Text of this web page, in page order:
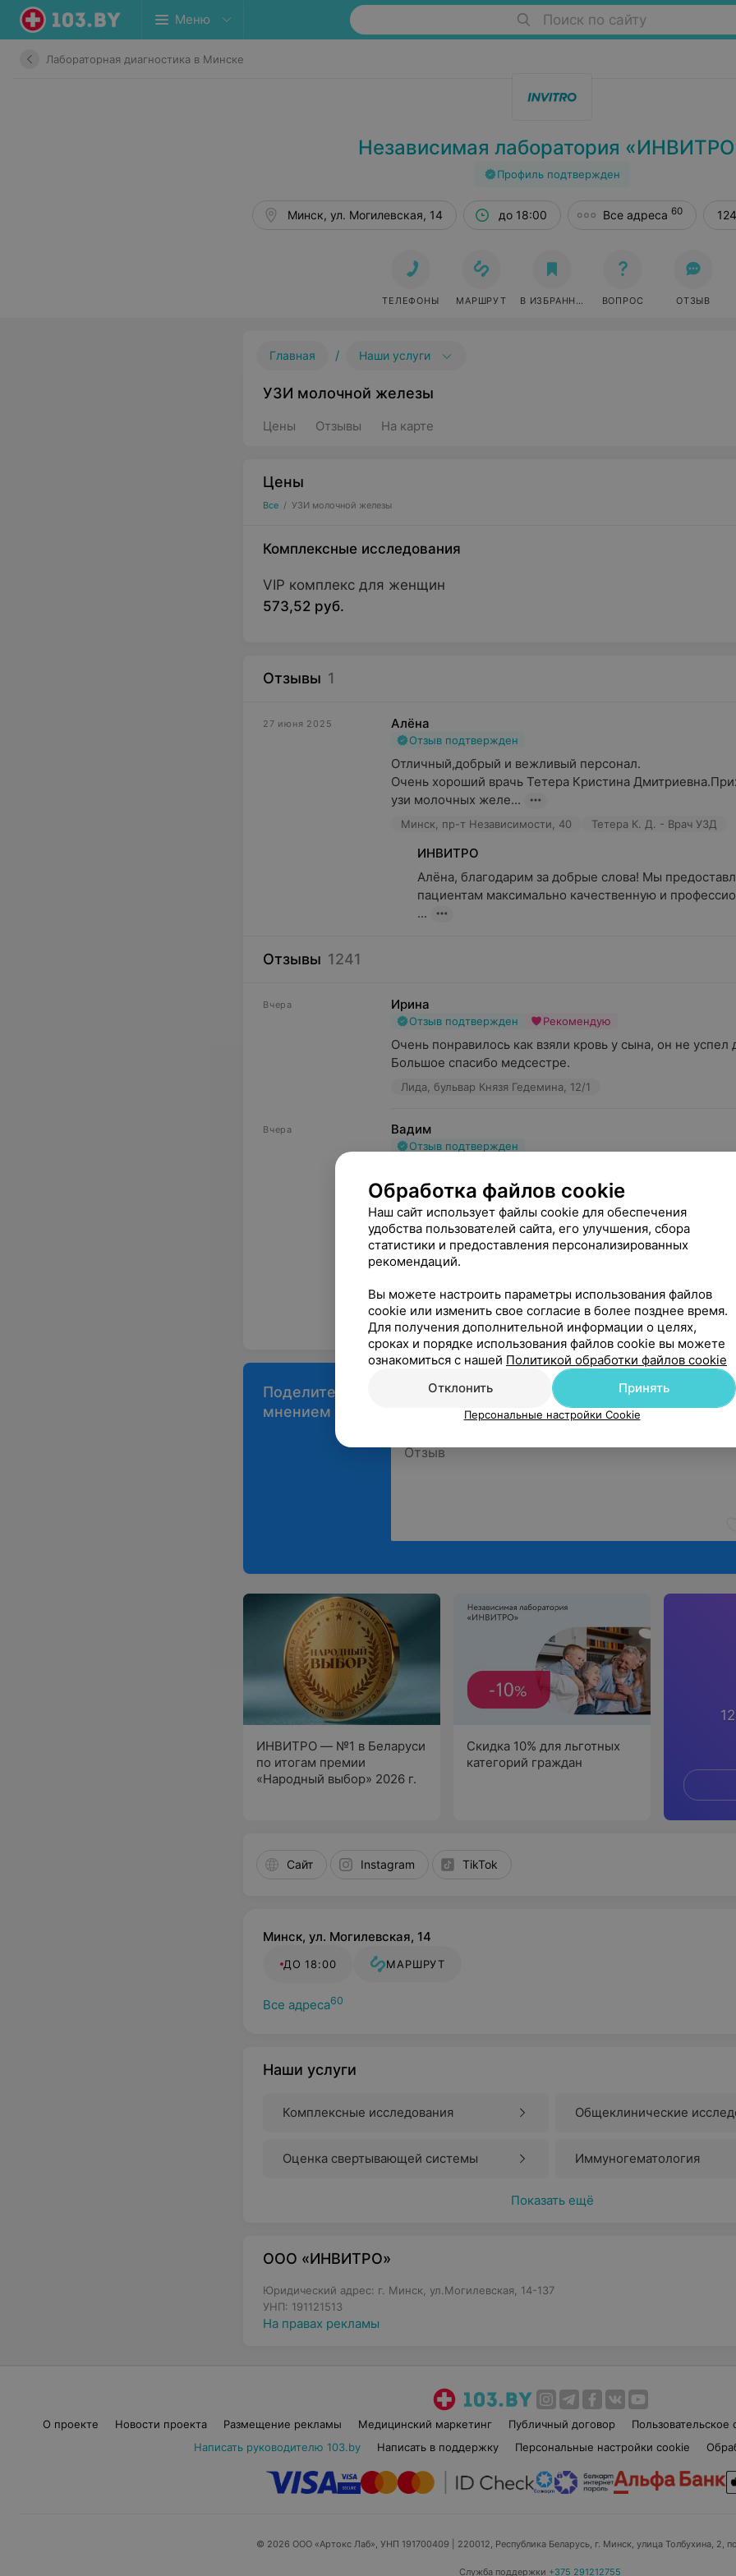
Меню Поиск по сайту
Лабораторная диагностика в Минске
Независимая лаборатория
Профиль подтвержден
Минск, ул. Могилевская, 14 до 18:00 Все адреса 60
ТЕЛЕФОНЫ МАРШРУТ В ИЗБРАННОЕ ВОПРОС ОТЗЫВ
Главная / Наши услуги
УЗИ молочной железы
Цены Отзывы На карте
Цены
Все / УЗИ молочной железы
Комплексные исследования
VIP комплекс для женщин
573,52 руб.
Отзывы 1
27 июня 2025 Алёна
Отзыв подтвержден
Отличный,добрый и вежливый персонал.
Очень хороший врачь Тетера Кристина
узи молочных желе...
Минск, пр-т Независимости, 40 Тетера К. Д. - Врач УЗД
ИНВИТРО
Алёна, благодарим за добрые слова! Мы
пациентам максимально качественную и
...
Отзывы 1241
Вчера Ирина
Отзыв подтвержден Рекомендую
Очень понравилось как взяли кровь у сына, он не успел
Большое спасибо медсестре.
Лида, бульвар Князя Гедемина, 12/1
Вчера Вадим
Отзыв подтвержден
Быстро, профессионально и без лишнего стресса!
лаборатории «Инвитро» и остался крайне доволен
Минск, пр-т Партизанский, 107 Биохимический анализ
ИНВИТРО
Вадим, благодарим вас за то, что поделились
Нам приятно узнать, что уровень обслуживания и
Показать ещё
Поделитесь
мнением
ИНВИТРО — №1 в Беларуси
по итогам премии
«Народный выбор» 2026 г.
Скидка 10% для льготных
категорий граждан
Сайт Instagram TikTok
Минск, ул. Могилевская, 14
ДО 18:00 МАРШРУТ
Все адреса60
Наши услуги
Комплексные исследования
Общеклинические
Оценка свертывающей системы
Иммуногематология
Показать ещё
ООО «ИНВИТРО»
Юридический адрес: г. Минск, ул.Могилевская, 14-137
УНП: 191121513
На правах рекламы
О проекте Новости проекта Размещение рекламы Медицинский маркетинг Публичный договор Пользовательское
Написать руководителю 103.by
Написать в поддержку Персональные настройки cookie
© 2026 ООО «Артокс Лаб», УНП 191700409 | 220012, Республика Беларусь, г. Минск, улица Толбухина, 2,
Служба поддержки +375 291212755
Обработка файлов cookie
Наш сайт использует файлы cookie для обеспечения
удобства пользователей сайта, его улучшения, сбора
статистики и предоставления персонализированных
рекомендаций.
Вы можете настроить параметры использования файлов
cookie или изменить свое согласие в более позднее время.
Для получения дополнительной информации о целях,
сроках и порядке использования файлов cookie вы можете
ознакомиться с нашей Политикой обработки файлов cookie
Отклонить
Принять
Персональные настройки Cookie